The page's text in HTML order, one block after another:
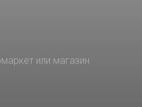
или магазин